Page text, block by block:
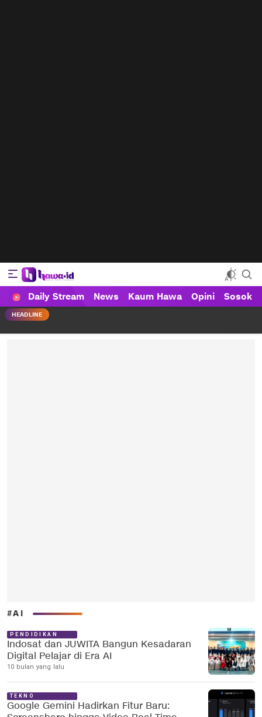
HAWA
Haluan Wanita Indonesia
Daily Stream News Kaum Hawa Opini Sosok
HEADLINE
#AI
PENDIDIKAN
Indosat dan JUWITA Bangun Kesadaran
Digital Pelajar di Era AI
10 bulan yang lalu
TEKNO
Google Gemini Hadirkan Fitur Baru: